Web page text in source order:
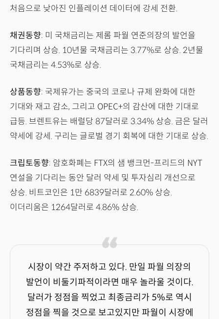
처음으로 낮아진 인플레이션 데이터에 강세 전환.
채권동향: 미 국채금리는 제롬 파월 연준의장의 발언을
기다리며 상승. 10년물 국채금리는 3.77%로 상승. 2년물
국채금리는 4.53%로 상승.
상품동향: 국제유가는 중국의 코로나 규제 완화에 대한
기대와 재고 감소, 그리고 OPEC+의 감산에 대한 기대로
급등. 브렌트유는 배럴당 87달러로 3.34% 상승. 금은 달러
약세에 강세. 구리는 글로벌 경기 회복에 대한 기대로 상승.
크립토동향: 암호화폐는 FTX의 샘 뱅크먼-프리드의 NYT
연설을 기다리는 동안 달러 약세 및 투자심리 개선으로
상승. 비트코인은 1만 6839달러로 2.60% 상승.
이더리움은 1264달러로 4.86% 상승.
시장이 약간 주저하고 있다. 만일 파월 의장의
발언이 비둘기파적이라면 매우 놀라울 것이다.
달러가 정점을 찍었고 최종금리가 5%로 역시
정점을 찍을 것으로 보고있지만 파월이 시장에